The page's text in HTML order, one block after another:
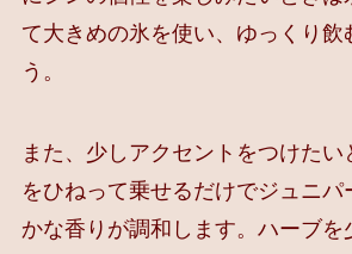
て大きめの氷を使い、ゆっくり飲
う。
また、少しアクセントをつけたい
をひねって乗せるだけでジュニパ
かな香りが調和します。ハーブを